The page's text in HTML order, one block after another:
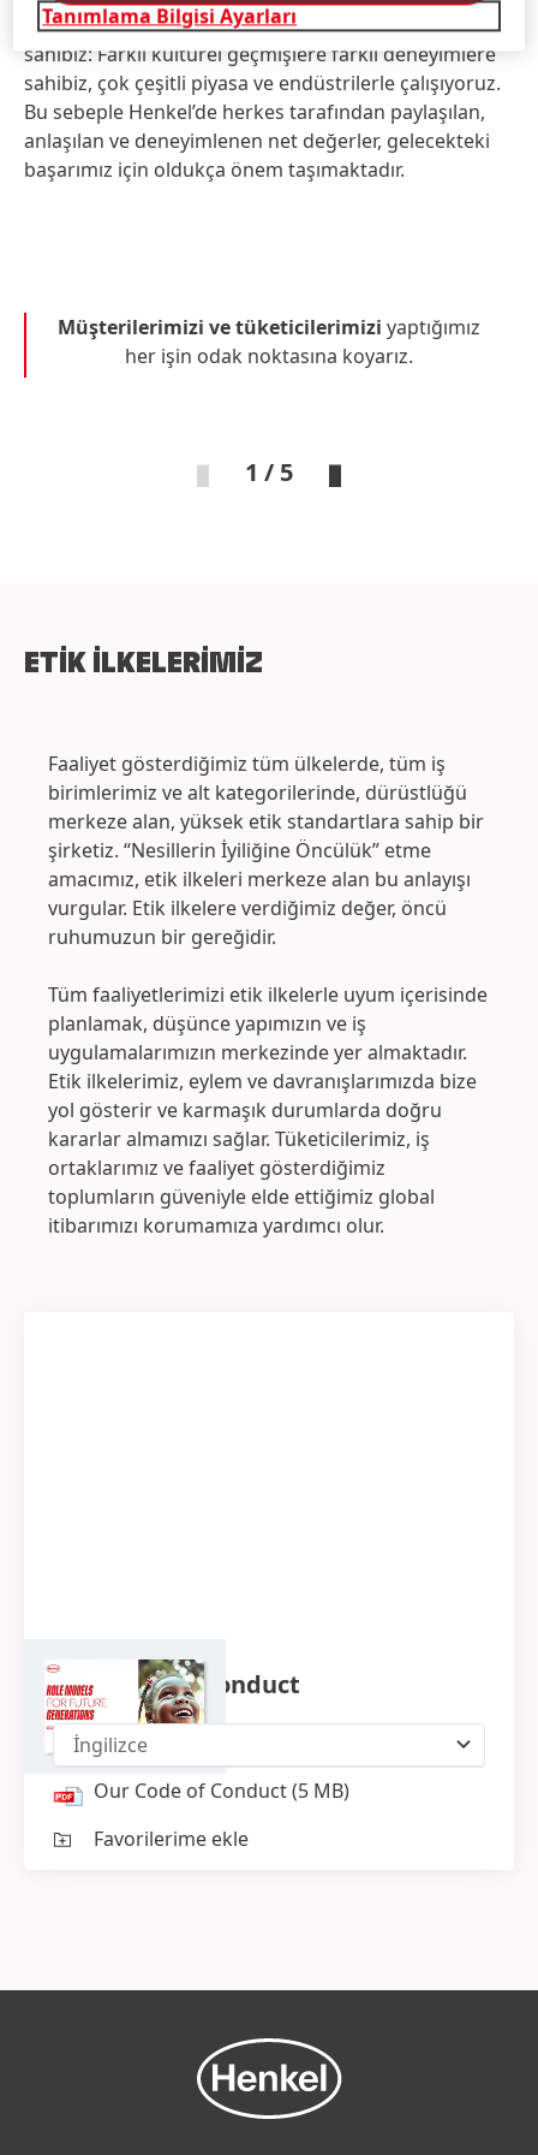
zamanda, oldukça çeşitlilik içeren bir işgücüne
sahibiz: Farklı kültürel geçmişlere farklı deneyimlere
sahibiz, çok çeşitli piyasa ve endüstrilerle çalışıyoruz.
Bu sebeple Henkel’de herkes tarafından paylaşılan,
anlaşılan ve deneyimlenen net değerler, gelecekteki
başarımız için oldukça önem taşımaktadır.
Müşterilerimizi ve tüketicilerimizi yaptığımız
her işin odak noktasına koyarız.
1 / 5
ETIK İLKELERIMIZ
Faaliyet gösterdiğimiz tüm ülkelerde, tüm iş
birimlerimiz ve alt kategorilerinde, dürüstlüğü
merkeze alan, yüksek etik standartlara sahip bir
şirketiz. “Nesillerin İyiliğine Öncülük” etme
amacımız, etik ilkeleri merkeze alan bu anlayışı
vurgular. Etik ilkelere verdiğimiz değer, öncü
ruhumuzun bir gereğidir.
Tüm faaliyetlerimizi etik ilkelerle uyum içerisinde
planlamak, düşünce yapımızın ve iş
uygulamalarımızın merkezinde yer almaktadır.
Etik ilkelerimiz, eylem ve davranışlarımızda bize
yol gösterir ve karmaşık durumlarda doğru
kararlar almamızı sağlar. Tüketicilerimiz, iş
ortaklarımız ve faaliyet gösterdiğimiz
toplumların güveniyle elde ettiğimiz global
itibarımızı korumamıza yardımcı olur.
Our Code of Conduct
İngilizce
Our Code of Conduct(5 MB)
Favorilerime ekle
Tanımlama Bilgisi Ayarları